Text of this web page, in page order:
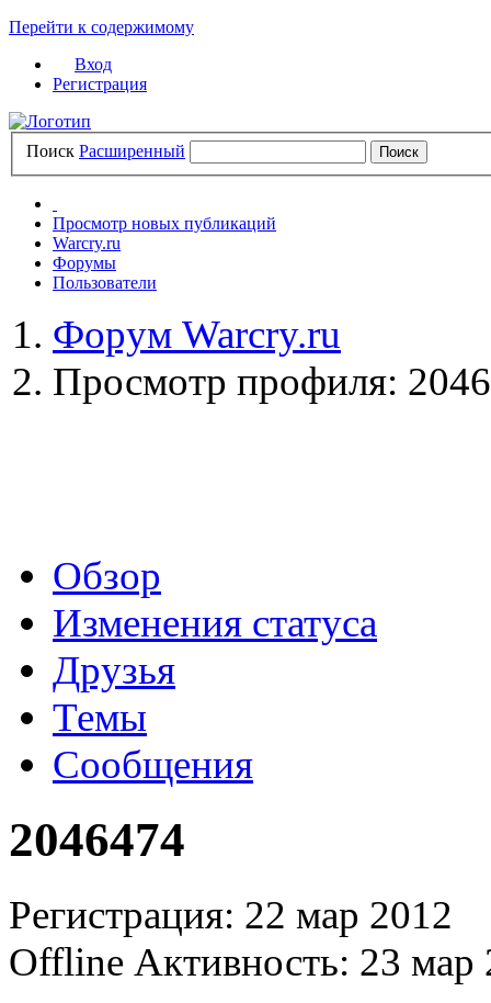
Перейти к содержимому
Вход
Регистрация
Поиск Расширенный
Просмотр новых публикаций
Warcry.ru
Форумы
Пользователи
Форум Warcry.ru
Просмотр профиля:
Обзор
Изменения статуса
Друзья
Темы
Сообщения
2046474
Регистрация: 22 мар 2012
Offline Активность: 23 мар